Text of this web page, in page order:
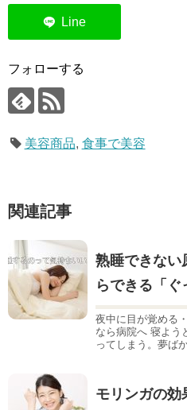
フォローする
美容商品, 食事で美容
関連記事
熟睡できない
らできる「ぐ
夜中に目が覚める
なら病院へ 寝よう
ってしまう。夢ば
モリンガの効